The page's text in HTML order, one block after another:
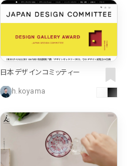
日本デザインコミッティー
h.koyama